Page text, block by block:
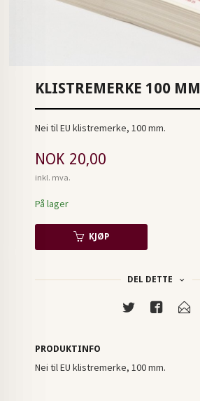
KLISTREMERKE 100 MM
Nei til EU klistremerke, 100 mm.
Pris
NOK 20,00
inkl. mva.
På lager
KJØP
DEL DETTE
PRODUKTINFO
Nei til EU klistremerke, 100 mm.